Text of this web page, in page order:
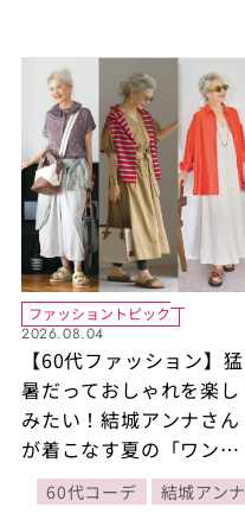
ファッショントピック
2026.08.04
【60代ファッション】猛
暑だっておしゃれを楽し
みたい！結城アンナさん
が着こなす夏の「ワンピ
ース」 3選
60代コーデ 結城アンナ